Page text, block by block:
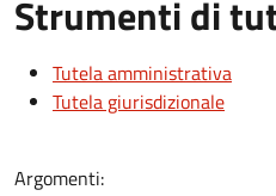
Strumenti di
Tutela amministrativa
Tutela giurisdizionale
Argomenti: